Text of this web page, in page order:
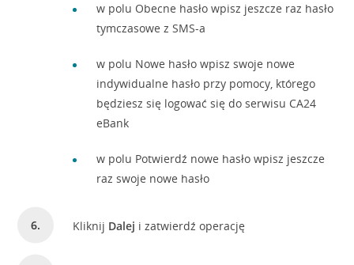
w polu Obecne hasło wpisz jeszcze raz hasło
tymczasowe z SMS-a
w polu Nowe hasło wpisz swoje nowe
indywidualne hasło przy pomocy, którego
będziesz się logować się do serwisu CA24
eBank
w polu Potwierdź nowe hasło wpisz jeszcze
raz swoje nowe hasło
Kliknij Dalej i zatwierdź operację